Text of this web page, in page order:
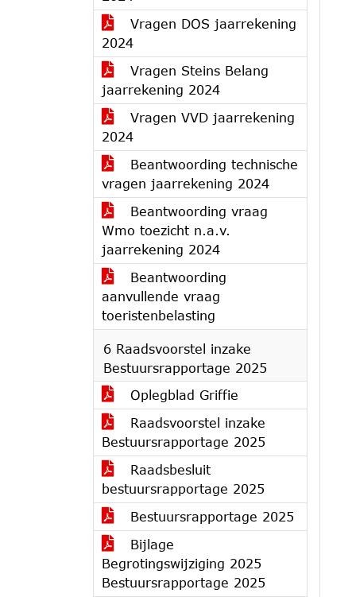
Vragen DOS jaarrekening
2024
Vragen Steins Belang
jaarrekening 2024
Vragen VVD jaarrekening
2024
Beantwoording technische
vragen jaarrekening 2024
Beantwoording vraag
Wmo toezicht n.a.v.
jaarrekening 2024
Beantwoording
aanvullende vraag
toeristenbelasting
6 Raadsvoorstel inzake
Bestuursrapportage 2025
Oplegblad Griffie
Raadsvoorstel inzake
Bestuursrapportage 2025
Raadsbesluit
bestuursrapportage 2025
Bestuursrapportage 2025
Bijlage
Begrotingswijziging 2025
Bestuursrapportage 2025